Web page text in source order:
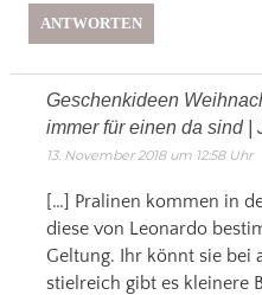
ANTWORTEN
Geschenkideen
immer für einen da sind |
13. November 2018 um 12:58 Uhr
[…] Pralinen kommen in
diese von Leonardo
Geltung. Ihr könnt sie bei
stielreich gibt es kleinere